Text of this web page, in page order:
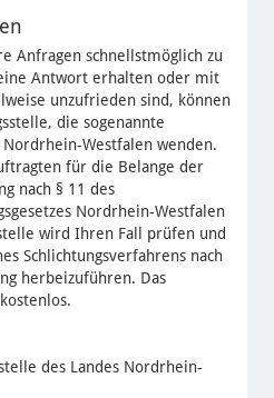
Anfragen schnellstmöglich zu
Antwort erhalten oder mit
unzufrieden sind, können
die sogenannte
Westfalen wenden.
für die Belange der
nach § 11 des
Nordrhein-Westfalen
wird Ihren Fall prüfen und
Schlichtungsverfahrens nach
herbeizuführen. Das
des Landes Nordrhein-